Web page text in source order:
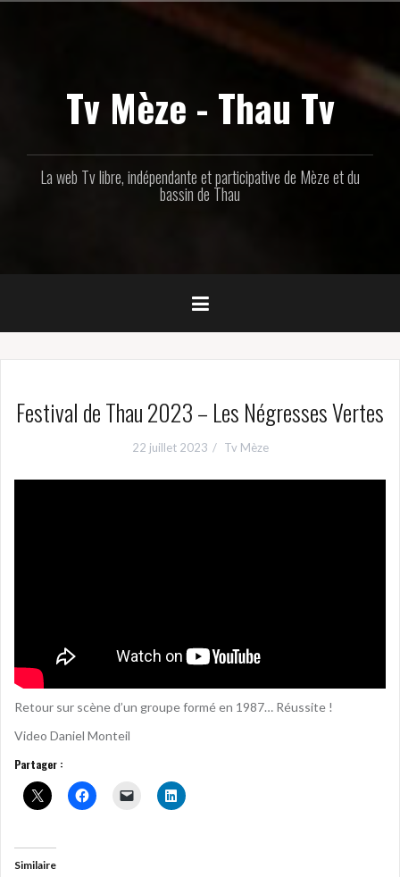
Tv Mèze - Thau Tv
La web Tv libre, indépendante et participative de Mèze et du
bassin de Thau
Festival de Thau 2023 – Les Négresses Vertes
22 juillet 2023 Tv Mèze
Retour sur scène d’un groupe formé en 1987… Réussite !
Video Daniel Monteil
Partager :
Similaire